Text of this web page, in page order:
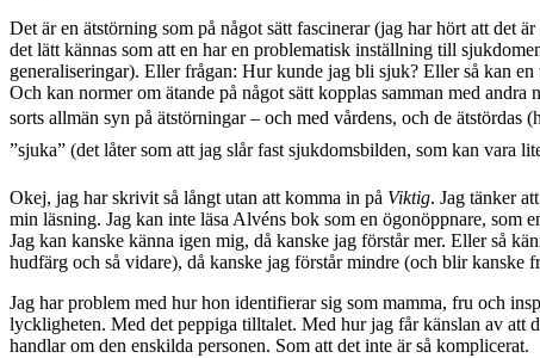
Det är en ätstörning som på något sätt fascinerar (jag har hört att det
det lätt kännas som att en har en problematisk inställning till
generaliseringar). Eller frågan: Hur kunde jag bli sjuk? Eller så kan
Och kan normer om ätande på något sätt kopplas samman med
sorts allmän syn på ätstörningar – och med vårdens, och de ätstördas
”sjuka” (det låter som att jag slår fast sjukdomsbilden, som kan vara
Okej, jag har skrivit så långt utan att komma in på Viktig. Jag tänker
min läsning. Jag kan inte läsa Alvéns bok som en ögonöppnare,
Jag kan kanske känna igen mig, då kanske jag förstår mer. Eller så
hudfärg och så vidare), då kanske jag förstår mindre (och blir kanske
Jag har problem med hur hon identifierar sig som mamma, fru och
lyckligheten. Med det peppiga tilltalet. Med hur jag får känslan av att
handlar om den enskilda personen. Som att det inte är så komplicerat.